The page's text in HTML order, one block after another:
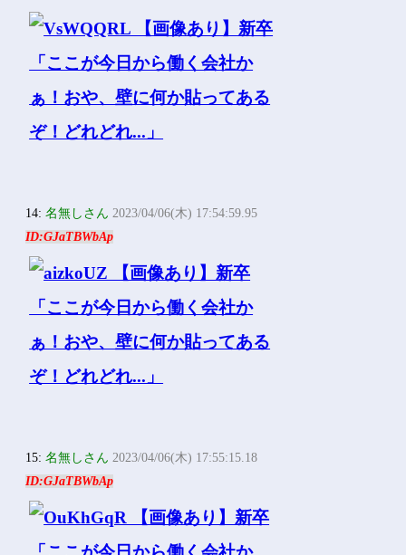
14:名無しさん 2023/04/06(木) 17:54:59.95
ID:GJaTBWbAp
15:名無しさん 2023/04/06(木) 17:55:15.18
ID:GJaTBWbAp